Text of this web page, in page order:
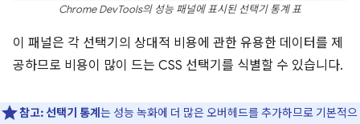
Chrome DevTools의 성능 패널에 표시된 선택기 통계 표
이 패널은 각 선택기의 상대적 비용에 관한 유용한 데이터를 제
공하므로 비용이 많이 드는 CSS 선택기를 식별할 수 있습니다.
참고: 선택기 통계 는 성능 녹화에 더 많은 오버헤드를 추가하므로 기본적으